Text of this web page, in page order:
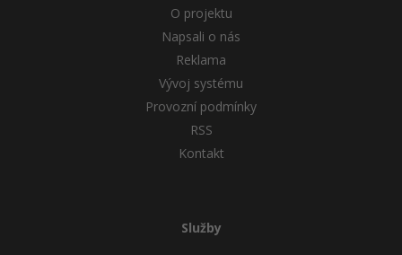
O projektu
Napsali o nás
Reklama
Vývoj systému
Provozní podmínky
RSS
Kontakt
Služby